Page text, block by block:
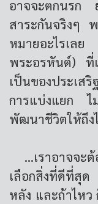
อาจจะตกนรก
สาระกันจริงๆ
หมายอะไรเล
พระอรหันต์) ที่
เป็นของประเส
การแบ่งแยก
พัฒนาชีวิตให้ถึง
...เราอาจจะ
เลือกสิ่งที่ดีที่สุ
หลัง และถ้าไหว